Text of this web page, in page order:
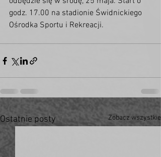
godz. 17.00 na stadionie Świdnickiego
Ośrodka Sportu i Rekreacji.
Ostatnie posty Zobacz wszystkie